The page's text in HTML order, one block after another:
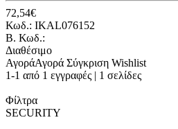
72,54€
Κωδ.: IKAL076152
B. Κωδ.:
Διαθέσιμο
ΑγοράΑγορά Σύγκριση Wishlist
1-1 από 1 εγγραφές | 1 σελίδες
Φίλτρα
SECURITY